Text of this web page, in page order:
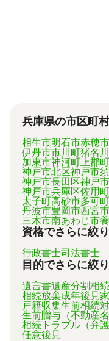
ずは見積を
兵庫県の市区町
相生市明石市赤穂市
伊丹市市川町猪名
加東市神河町上郡町
神戸市北区神戸市
神戸市長田区神戸
神戸市兵庫区佐用町
太子町高砂市多可町
丹波市豊岡市西宮市
三木市南あわじ市
資格でさらに絞
行政書士司法書士
目的でさらに絞
遺言書遺産分割相
相続放棄成年後見
戸籍収集生前相続
生前贈与（不動産名
相続トラブル（弁護
任意後見